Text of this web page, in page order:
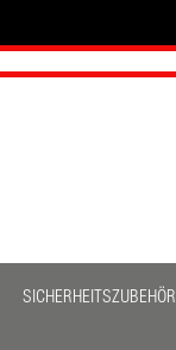
SICHERHEITSZUBEHÖR